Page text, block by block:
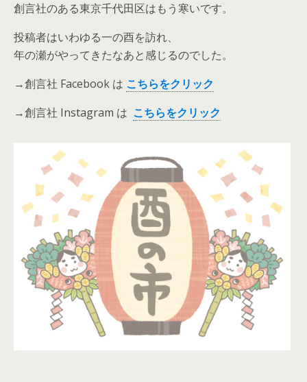
創言社のある東京千代田区はもう寒いです。
投稿者はいわゆる一の酉を訪れ、
年の瀬がやってきたなあと感じるのでした。
→創言社 Facebook は こちらをクリック
→創言社 Instagram は こちらをクリック